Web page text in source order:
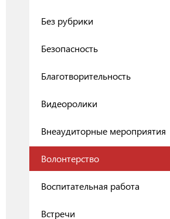
Без рубрики
Безопасность
Благотворительность
Видеоролики
Внеаудиторные мероприятия
Волонтерство
Воспитательная работа
Встречи